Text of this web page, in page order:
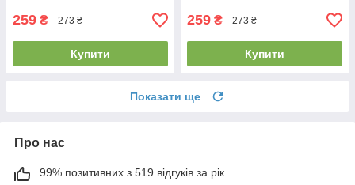
259 ₴ 273 ₴
Купити
259 ₴ 273 ₴
Купити
Показати ще
Про нас
99% позитивних з 519 відгуків за рік